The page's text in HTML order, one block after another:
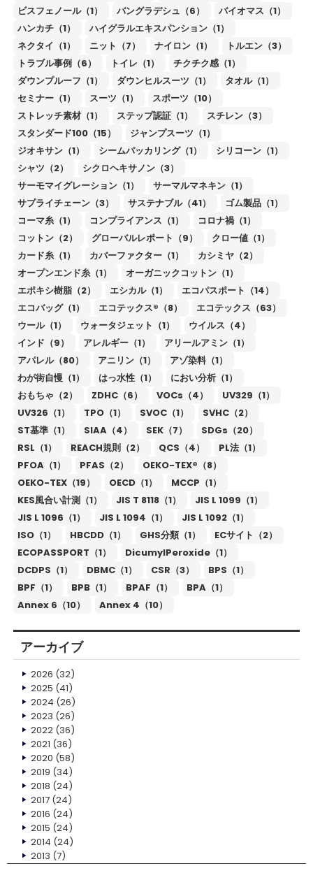
ビスフェノール（1） バングラデシュ（6）
バイオマス（1）
ハンカチ（1）
ハイグラルエキスパンション（1）
ネクタイ（1）
ニット（7） ナイロン（1）
トルエン（3）
トラブル事例（6）
トイレ（1）
チクチク感（1）
ダウンプルーフ（1）
ダウンヒルスーツ（1）
タオル（1）
セミナー（1）
スーツ（1）
スポーツ（10）
ストレッチ素材（1）
ステップ認証（1）
スチレン（3）
スタンダード100（15）
ジャンプスーツ（1）
ジオキサン（1）
シームパッカリング（1）
シリコーン（1）
シャツ（2）
シクロヘキサノン（3）
サーモマイグレーション（1）
サーマルマネキン（1）
サプライチェーン（3）
サステナブル（41）
ゴム製品（1）
コーマ糸（1）
コンプライアンス（1）
コロナ禍（1）
コットン（2）
グローバルレポート（9）
クロー値（1）
カード糸（1）
カバーファクター（1）
カシミヤ（2）
オープンエンド糸（1）
オーガニックコットン（1）
エポキシ樹脂（2）
エシカル（1）
エコパスポート（14）
エコバッグ（1）
エコテックス®（8）
エコテックス（63）
ウール（1）
ウォータジェット（1）
ウイルス（4）
インド（9）
アレルギー（1）
アリールアミン（1）
アパレル（80）
アニリン（1）
アゾ染料（1）
わが街自慢（1）
はっ水性（1）
におい分析（1）
おもちゃ（2）
ZDHC（6） VOCs（4）
UV329（1）
UV326（1）
TPO（1） SVOC（1）
SVHC（2）
ST基準（1）
SIAA（4） SEK（7）
SDGs（20）
RSL（1）
REACH規則（2） QCS（4）
PL法（1）
PFOA（1）
PFAS（2）
OEKO-TEX®（8）
OEKO-TEX（19）
OECD（1）
MCCP（1）
KES風合い計測（1）
JIS T 8118（1）
JIS L 1099（1）
JIS L 1096（1）
JIS L 1094（1）
JIS L 1092（1）
ISO（1）
HBCDD（1） GHS分類（1）
ECサイト（2）
ECOPASSPORT（1）
DicumylPeroxide（1）
DCDPS（1）
DBMC（1） CSR（3）
BPS（1）
BPF（1）
BPB（1） BPAF（1）
BPA（1）
Annex 6（10）
Annex 4（10）
アーカイブ
2026 (32)
2025 (41)
2024 (26)
2023 (26)
2022(36)
2021 (36)
2020 (58)
2019 (34)
2018 (24)
2017(24)
2016 (24)
2015 (24)
2014 (24)
2013 (7)